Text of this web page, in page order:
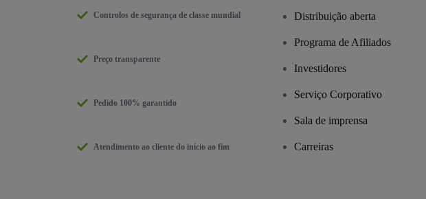
Controlos de segurança de classe mundial
Preço transparente
Pedido 100% garantido
Atendimento ao cliente do início ao fim
Distribuição aberta
Programa de Afiliados
Investidores
Serviço Corporativo
Sala de imprensa
Carreiras